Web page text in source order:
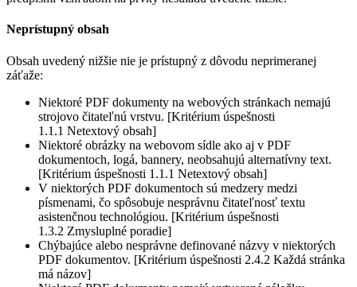
Neprístupný obsah
Obsah uvedený nižšie nie je prístupný z dôvodu neprimeranej
záťaže:
Niektoré PDF dokumenty na webových stránkach nemajú
strojovo čitateľnú vrstvu. [Kritérium úspešnosti
1.1.1 Netextový obsah]
Niektoré obrázky na webovom sídle ako aj v PDF
dokumentoch, logá, bannery, neobsahujú alternatívny text.
[Kritérium úspešnosti 1.1.1 Netextový obsah]
V niektorých PDF dokumentoch sú medzery medzi
písmenami, čo spôsobuje nesprávnu čitateľnosť textu
asistenčnou technológiou. [Kritérium úspešnosti
1.3.2 Zmysluplné poradie]
Chýbajúce alebo nesprávne definované názvy v niektorých
PDF dokumentov. [Kritérium úspešnosti 2.4.2 Každá stránka
má názov]